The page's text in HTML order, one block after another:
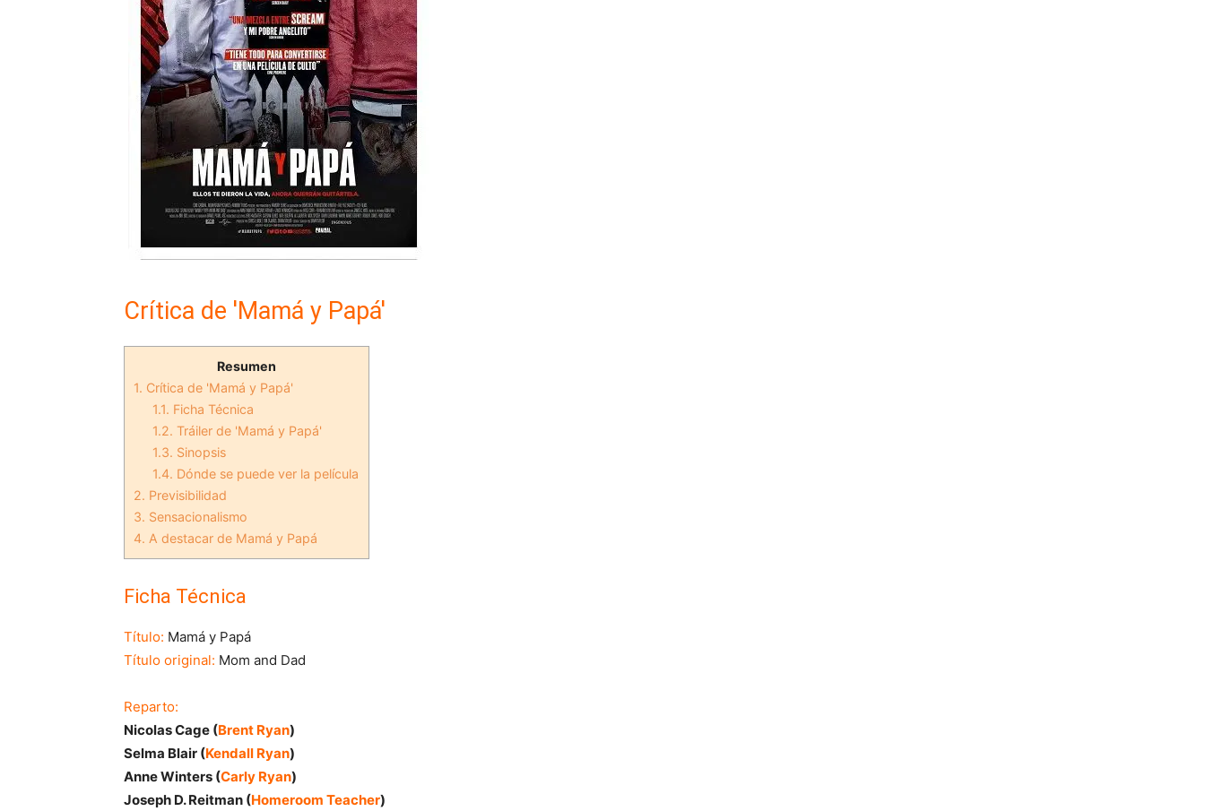
Crítica de 'Mamá y Papá'
Resumen
1. Crítica de 'Mamá y Papá'
1.1. Ficha Técnica
1.2. Tráiler de 'Mamá y Papá'
1.3. Sinopsis
1.4. Dónde se puede ver la película
2. Previsibilidad
3. Sensacionalismo
4. A destacar de Mamá y Papá
Ficha Técnica
Título: Mamá y Papá
Título original: Mom and Dad
Reparto:
Nicolas Cage (Brent Ryan)
Selma Blair (Kendall Ryan)
Anne Winters (Carly Ryan)
Joseph D. Reitman (Homeroom Teacher)